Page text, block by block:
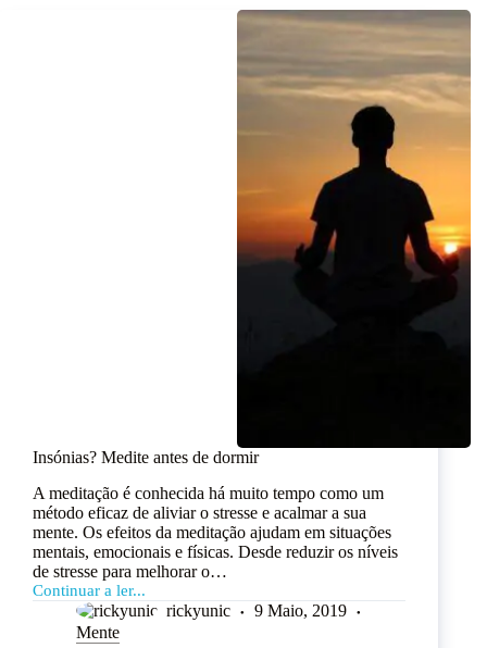
Insónias? Medite antes de dormir
A meditação é conhecida há muito tempo como um
método eficaz de aliviar o stresse e acalmar a sua
mente. Os efeitos da meditação ajudam em situações
mentais, emocionais e físicas. Desde reduzir os níveis
de stresse para melhorar o…
Continuar a ler...
rickyunic
9 Maio, 2019
Mente